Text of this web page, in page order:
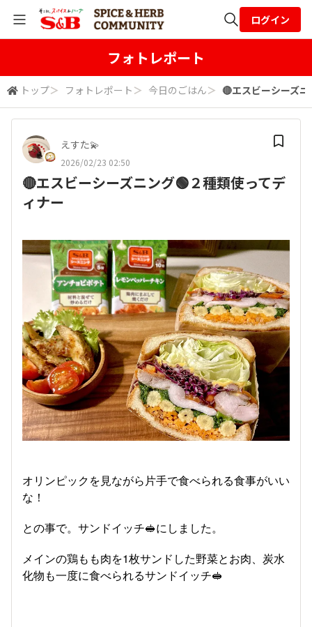
検索
ログイン
フォトレポート
トップ＞ フォトレポート ＞ 今日のごはん＞ 🔴エスビーシーズ
えすた💫
2026/02/23 02:50
🔴エスビーシーズニング🟢２種類使ってデ
ィナー
オリンピックを見ながら片手で食べられる食事がいい
な！
との事で。サンドイッチ🥪にしました。
メインの鶏もも肉を1枚サンドした野菜とお肉、炭水
化物も一度に食べられるサンドイッチ🥪